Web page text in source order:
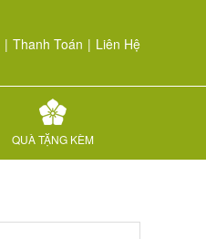
| Thanh Toán | Liên Hệ
QUÀ TẶNG KÈM